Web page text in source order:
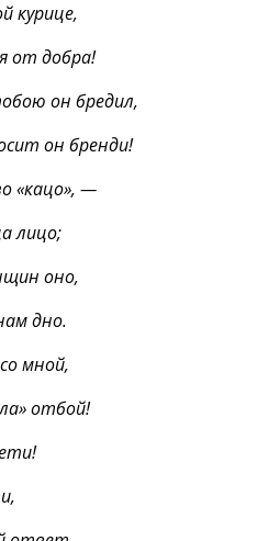
курице,
от добра!
он бредил,
он бренди!
«кацо», —
лицо;
оно,
дно.
мной,
отбой!